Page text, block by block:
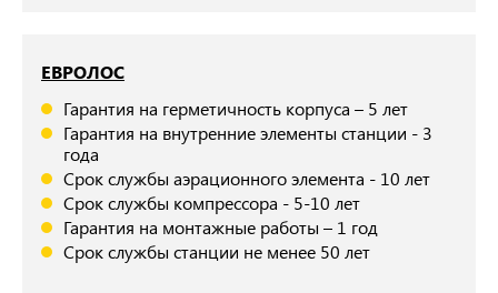
ЕВРОЛОС
Гарантия на герметичность корпуса – 5 лет
Гарантия на внутренние элементы станции - 3
года
Срок службы аэрационного элемента - 10 лет
Срок службы компрессора - 5-10 лет
Гарантия на монтажные работы – 1 год
Срок службы станции не менее 50 лет